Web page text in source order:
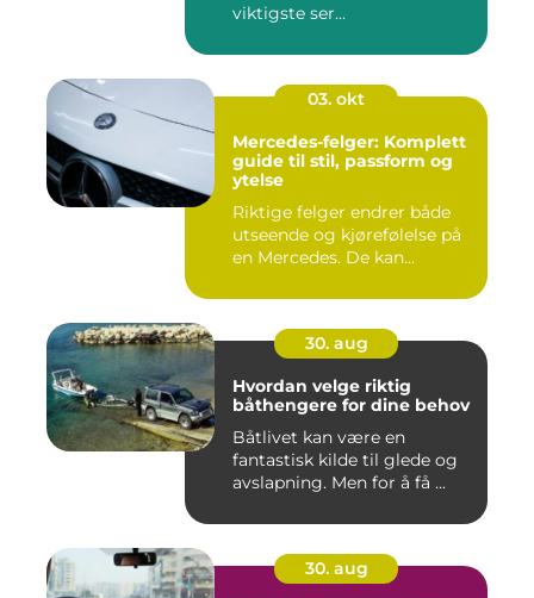
viktigste ser...
03. okt
Mercedes-felger: Komplett
guide til stil, passform og
ytelse
Riktige felger endrer både
utseende og kjørefølelse på
en Mercedes. De kan...
30. aug
Hvordan velge riktig
båthengere for dine behov
Båtlivet kan være en
fantastisk kilde til glede og
avslapning. Men for å få ...
30. aug